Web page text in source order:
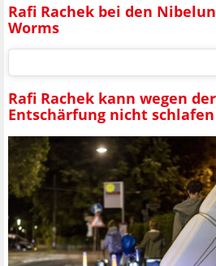
Rafi Rachek bei den
Worms
Rafi Rachek kann wegen
Entschärfung nicht schlafen